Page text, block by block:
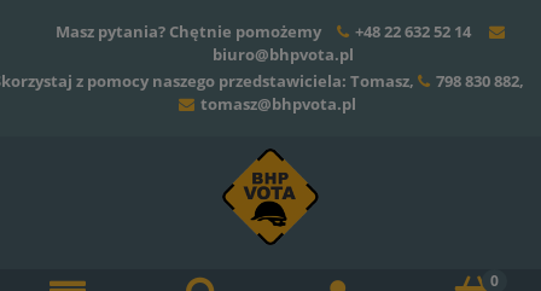
Masz pytania? Chętnie pomożemy
+48 22 632 52 14
biuro@bhpvota.pl
z pomocy naszego przedstawiciela: Tomasz,
798 830 882,
tomasz@bhpvota.pl